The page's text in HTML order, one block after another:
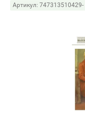
Артикул: 747313510429-